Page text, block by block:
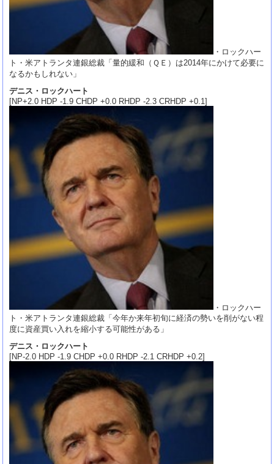
・ロックハー
ト・米アトランタ連銀総裁「量的緩和（ＱＥ）は2014年にかけて必要に
なるかもしれない」
デニス・ロックハート
[NP+2.0 HDP -1.9 CHDP +0.0 RHDP -2.3 CRHDP +0.1]
・ロックハー
ト・米アトランタ連銀総裁「今年か来年初旬に経済の勢いを削がない程
度に資産買い入れを縮小する可能性がある」
デニス・ロックハート
[NP-2.0 HDP -1.9 CHDP +0.0 RHDP -2.1 CRHDP +0.2]